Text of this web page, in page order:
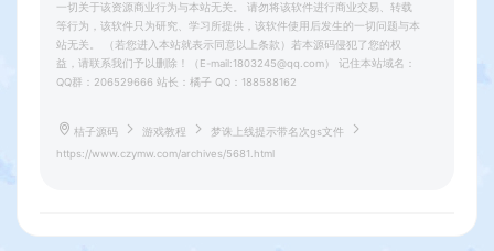
一切关于该资源商业行为与本站无关。 请勿将该软件进行商业交易、转载
等行为，该软件只为研究、学习所提供，该软件使用后发生的一切问题与本
站无关。 （若您进入本站就表示同意以上条款）若本源码侵犯了您的权
益，请联系我们予以删除！（E-mail:1803245@qq.com） 记住本站域名：
QQ群：206529666 站长：橘子 QQ：188588162
桔子源码 游戏教程
梦诛上线提示带名次gs文件
https://www.czymw.com/archives/5681.html